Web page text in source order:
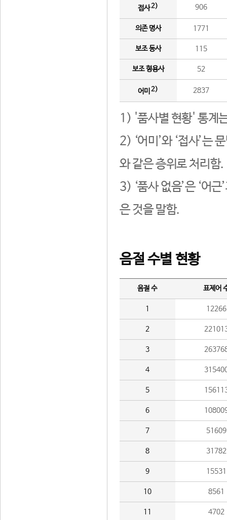
접사2) 906
의존 명사 1771
보조 동사 115
보조 형용사 52
어미 2) 2837
1) '품사별 현황' 통계
2) ‘어미’와 ‘접사’는
와 같은 층위로 처리함.
3) ‘품사 없음’은 ‘어
은 것을 말함.
음절 수별 현황
음절 수 표제어
1 12266
2
3
4
5
6
7 51609
8 31782
9 15531
10 8561
11 4702